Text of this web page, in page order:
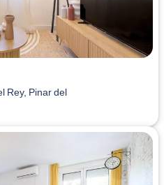
Rey, Pinar del